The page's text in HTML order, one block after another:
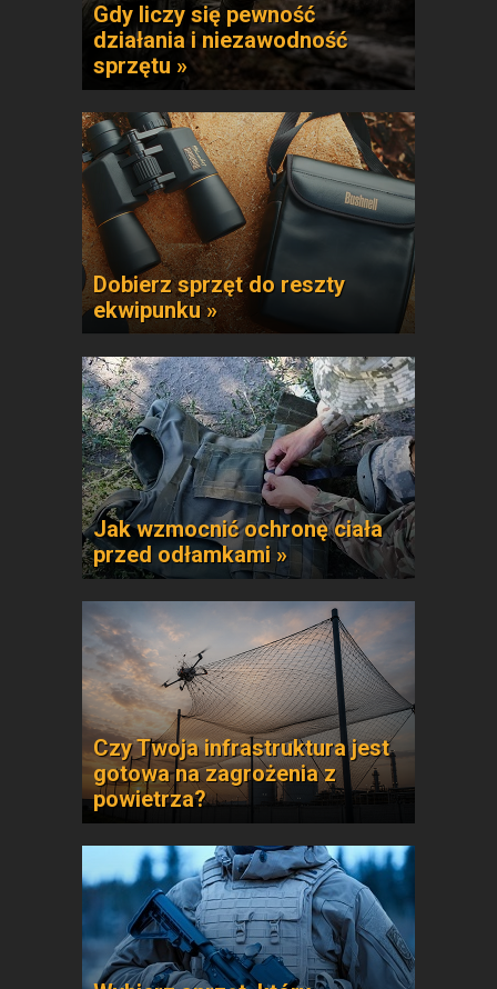
Gdy liczy się pewność
działania i niezawodność
sprzętu »
Dobierz sprzęt do reszty
ekwipunku »
Jak wzmocnić ochronę ciała
przed odłamkami »
Czy Twoja infrastruktura jest
gotowa na zagrożenia z
powietrza?